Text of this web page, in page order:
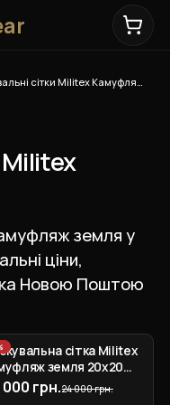
Militex
земля у
ціни,
Новою Поштою
сітка Militex
земля 20х20
400 кв.м.)
000 грн.24 000 грн.